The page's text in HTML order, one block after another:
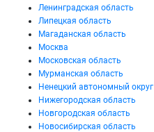
Ленинградская область
Липецкая область
Магаданская область
Москва
Московская область
Мурманская область
Ненецкий автономный округ
Нижегородская область
Новгородская область
Новосибирская область